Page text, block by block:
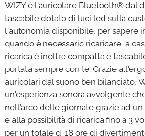
WIZY è l'auricolare Bluetooth® dal
tascabile dotato di luci led sulla
l'autonomia disponibile, per sapere
quando è necessario ricaricare la
ricarica è inoltre compatta e
portata sempre con te. Grazie
auricolari dal suono ben bilanciato,
un'esperienza sonora avvolgente
nell'arco delle giornate grazie ad
e alla possibilità di ricarica fino a 3
per un totale di 18 ore di